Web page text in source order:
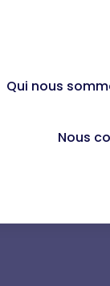
Qui nous
Nous